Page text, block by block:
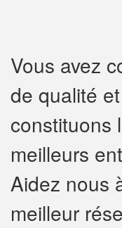
Vous avez
de qualité
constituons
meilleurs
Aidez nous
meilleur